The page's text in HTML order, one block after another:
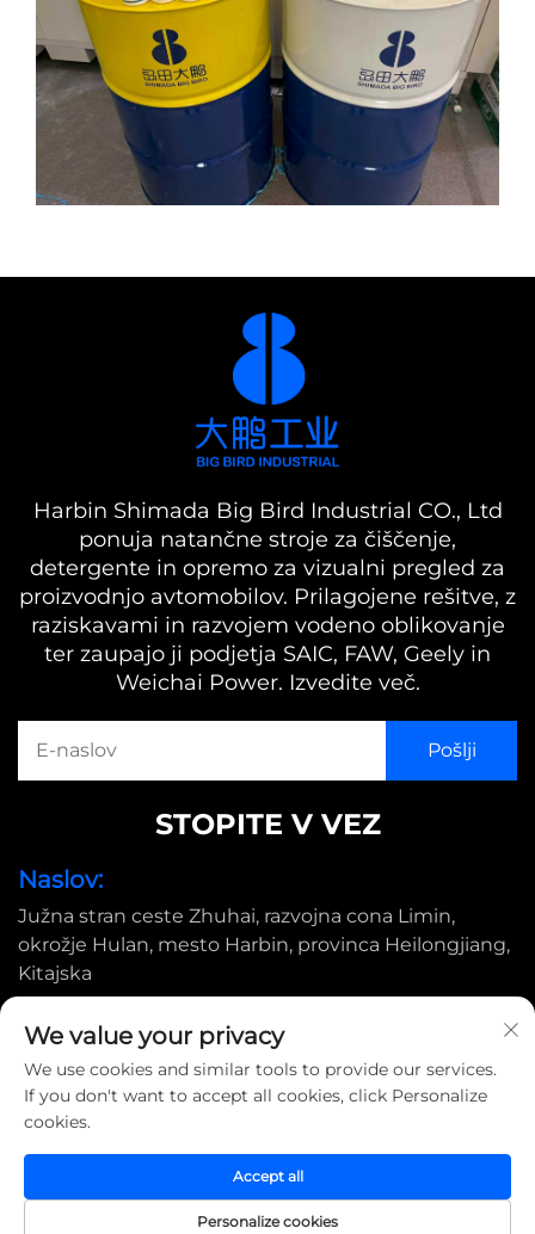
Harbin Shimada Big Bird Industrial CO., Ltd
ponuja natančne stroje za čiščenje,
detergente in opremo za vizualni pregled za
proizvodnjo avtomobilov. Prilagojene rešitve, z
raziskavami in razvojem vodeno oblikovanje
ter zaupajo ji podjetja SAIC, FAW, Geely in
Weichai Power. Izvedite več.
STOPITE V VEZ
Naslov:
Južna stran ceste Zhuhai, razvojna cona Limin,
okrožje Hulan, mesto Harbin, provinca Heilongjiang,
Kitajska
[email protected]
Politika zasebnosti
We value your privacy
We use cookies and similar tools to provide our services.
If you don't want to accept all cookies, click Personalize
cookies.
Personalize cookies
Accept all